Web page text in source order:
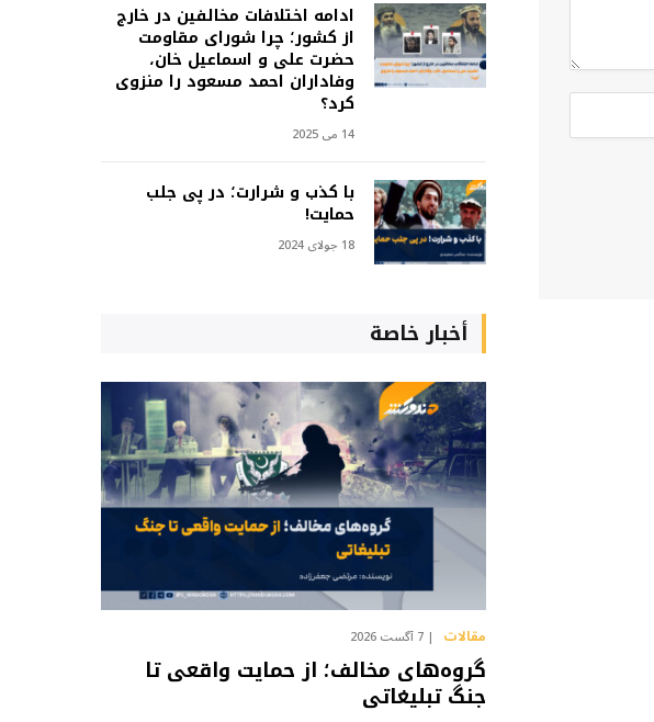
ادامه اختلافات مخالفین در خارج
از کشور؛ چرا شورای مقاومت
حضرت علی و اسماعیل خان،
وفاداران احمد مسعود را منزوی
کرد؟
14 می 2025
با کذب و شرارت؛ در پی جلب
حمایت!
18 جولای 2024
أخبار خاصة
مقالات 7 آگست 2026
گروه‌های مخالف؛ از حمایت واقعی تا
جنگ تبلیغاتی